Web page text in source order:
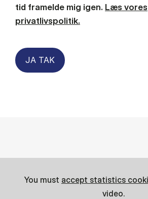
tid framelde mig igen. Læs vores
privatlivspolitik.
JA TAK
You must accept statistics
video.